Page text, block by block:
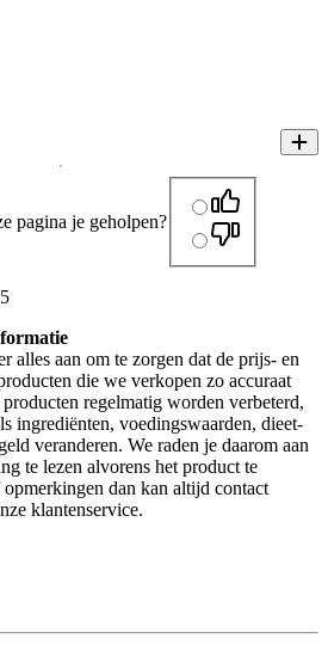
pagina je geholpen?
alles aan om te zorgen dat de prijs- en
die we verkopen zo accuraat
regelmatig worden verbeterd,
ingrediënten, voedingswaarden, dieet-
veranderen. We raden je daarom aan
te lezen alvorens het product te
dan kan altijd contact
klantenservice.